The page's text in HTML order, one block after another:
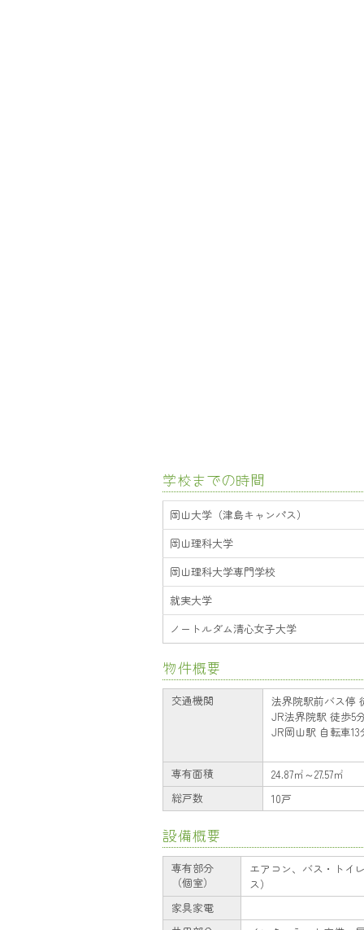
学校までの時間
岡山大学（津島キャンパス）
岡山理科大学
岡山理科大学専門学校
就実大学
ノートルダム清心女子大学
物件概要
交通機関
法界院駅前バス停
JR法界院駅 徒歩5
JR岡山駅 自転車13
専有面積
24.87㎡～27.57㎡
総戸数
10戸
設備概要
専有部分
（個室）
エアコン、バス・トイ
ス）
家具家電